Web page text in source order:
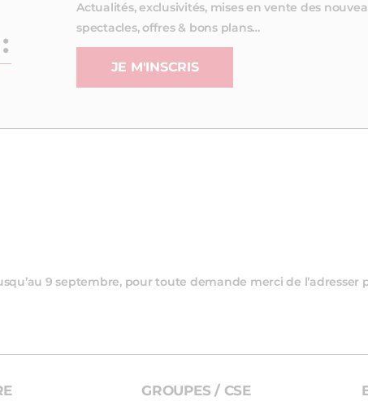
Actualités, exclusivités, mises en vente des
spectacles, offres & bons plans…
JE M'INSCRIS
GROUPES / CSE
9 septembre, pour toute demande merci de l’adresser